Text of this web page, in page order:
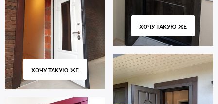
ХОЧУ ТАКУЮ ЖЕ
ХОЧУ ТАКУЮ ЖЕ